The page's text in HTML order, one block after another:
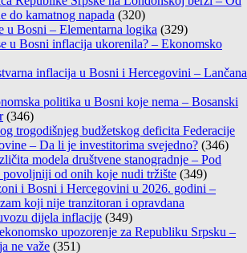
do kamatnog napada (320)
u Bosni – Elementarna logika (329)
u Bosni inflacija ukorenila? – Ekonomsko
inflacija u Bosni i Hercegovini – Lančana
politika u Bosni koje nema – Bosanski
(346)
trogodišnjeg budžetskog deficita Federacije
– Da li je investitorima svejedno? (346)
modela društvene stanogradnje – Pod
od onih koje nudi tržište (349)
i Bosni i Hercegovini u 2026. godini –
koji nije tranzitoran i opravdana
dijela inflacije (349)
upozorenje za Republiku Srpsku –
ne važe (351)